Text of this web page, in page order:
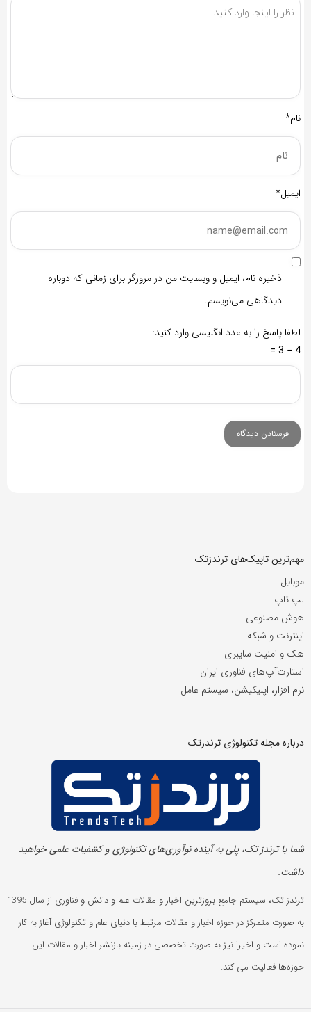
نام*
ایمیل*
ذخیره نام، ایمیل و وبسایت من در مرورگر برای زمانی که دوباره
دیدگاهی می‌نویسم.
لطفا پاسخ را به عدد انگلیسی وارد کنید:
4 − 3 =
مهم‌ترین تاپیک‌های ترندزتک
موبایل
لپ تاپ
هوش مصنوعی
اینترنت و شبکه
هک و امنیت سایبری
استارت‌آپ‌های فناوری ایران
نرم افزار، اپلیکیشن، سیستم عامل
درباره مجله تکنولوژی ترندزتک
شما با ترندز تک، پلی به آینده‌ نوآوری‌های تکنولوژی و کشفیات علمی خواهید
داشت.
ترندز تک، سیستم جامع بروزترین اخبار و مقالات علم و دانش و فناوری از سال 1395
به صورت متمرکز در حوزه اخبار و مقالات مرتبط با دنیای علم و تکنولوژی آغاز به کار
نموده است و اخیرا نیز به صورت تخصصی در زمینه بازنشر اخبار و مقالات این
حوزه‌ها فعالیت می کند.